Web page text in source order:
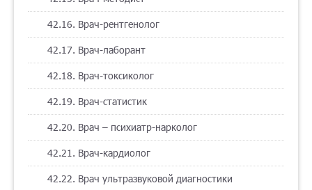
42.16. Врач-рентгенолог
42.17. Врач-лаборант
42.18. Врач-токсиколог
42.19. Врач-статистик
42.20. Врач – психиатр-нарколог
42.21. Врач-кардиолог
42.22. Врач ультразвуковой диагностики